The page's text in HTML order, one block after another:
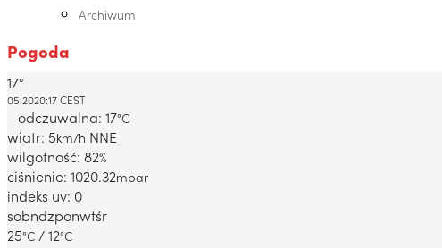
Archiwum
Pogoda
Dabrowa Gornicza, PL
17°
05:2020:17 CEST
odczuwalna: 17°C
wiatr: 5km/h NNE
wilgotność: 82%
ciśnienie: 1020.32mbar
indeks uv: 0
sobndzponwtśr
25°C / 12°C